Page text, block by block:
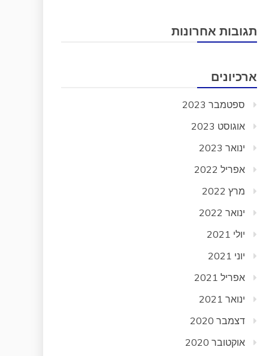
תגובות אחרונות
ארכיונים
ספטמבר 2023
אוגוסט 2023
ינואר 2023
אפריל 2022
מרץ 2022
ינואר 2022
יולי 2021
יוני 2021
אפריל 2021
ינואר 2021
דצמבר 2020
אוקטובר 2020